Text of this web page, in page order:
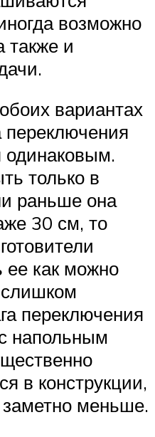
возможно
также и
вариантах
переключения
одинаковым.
только в
раньше она
30 см, то
ее как можно
переключения
напольным
в конструкции,
заметно меньше.